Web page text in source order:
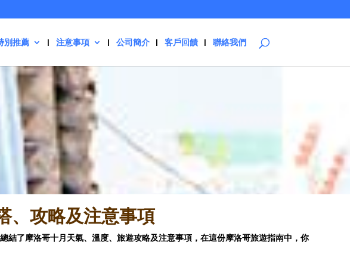
別推薦 注意事項 公司簡介 客戶回饋 聯絡我們
、攻略及注意事項
了摩洛哥十月天氣、溫度、旅遊攻略及注意事項，在這份摩洛哥旅遊指南中，你